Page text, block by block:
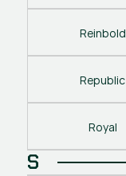
Reinbold
Republic
Royal
S